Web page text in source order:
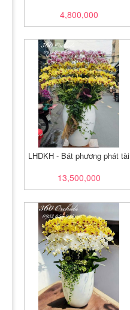
4,800,000
LHDKH - Bát phương phát tài
13,500,000